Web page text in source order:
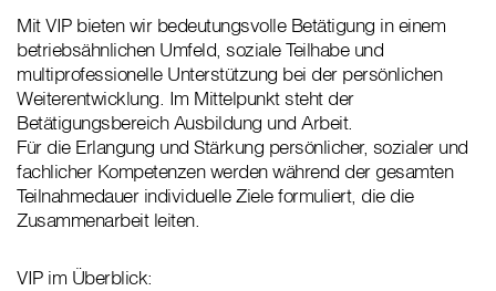
Mit VIP bieten wir bedeutungsvolle Betätigung in einem
betriebsähnlichen Umfeld, soziale Teilhabe und
multiprofessionelle Unterstützung bei der persönlichen
Weiterentwicklung. Im Mittelpunkt steht der
Betätigungsbereich Ausbildung und Arbeit.
Für die Erlangung und Stärkung persönlicher, sozialer und
fachlicher Kompetenzen werden während der gesamten
Teilnahmedauer individuelle Ziele formuliert, die die
Zusammenarbeit leiten.
VIP im Überblick: